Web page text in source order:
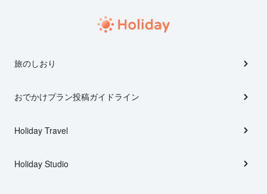
旅のしおり
おでかけプラン投稿ガイドライン
Holiday Travel
Holiday Studio